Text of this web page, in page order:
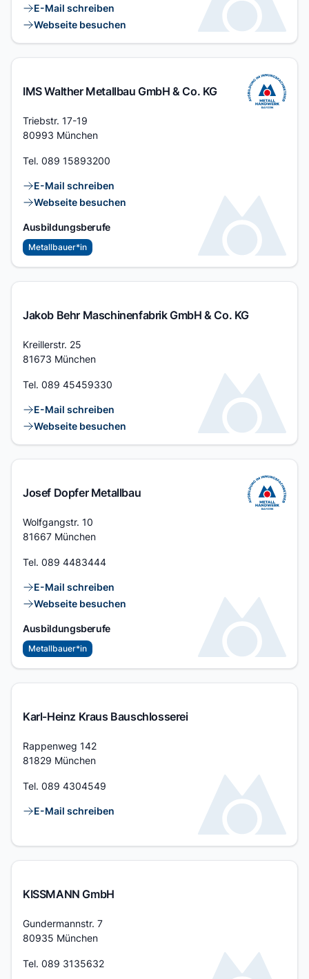
Kontaktlinks
E-Mail schreiben
Webseite besuchen
IMS Walther Metallbau GmbH & Co. KG
Adresse
Triebstr. 17-19
80993 München
Tel. 089 15893200
Kontaktlinks
E-Mail schreiben
Webseite besuchen
Ausbildungsberufe
Metallbauer*in
Jakob Behr Maschinenfabrik GmbH & Co. KG
Adresse
Kreillerstr. 25
81673 München
Tel. 089 45459330
Kontaktlinks
E-Mail schreiben
Webseite besuchen
Josef Dopfer Metallbau
Adresse
Wolfgangstr. 10
81667 München
Tel. 089 4483444
Kontaktlinks
E-Mail schreiben
Webseite besuchen
Ausbildungsberufe
Metallbauer*in
Karl-Heinz Kraus Bauschlosserei
Adresse
Rappenweg 142
81829 München
Tel. 089 4304549
Kontaktlinks
E-Mail schreiben
KISSMANN GmbH
Adresse
Gundermannstr. 7
80935 München
Tel. 089 3135632